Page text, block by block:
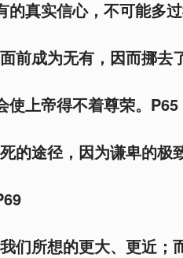
的真实信心，不可能多
前成为无有，因而挪
使上帝得不着尊荣。P65
的途径，因为谦卑的
们所想的更大、更近；